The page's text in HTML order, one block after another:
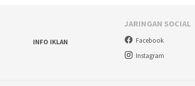
INFO IKLAN
JARINGAN SOCIAL
Facebook
Instagram